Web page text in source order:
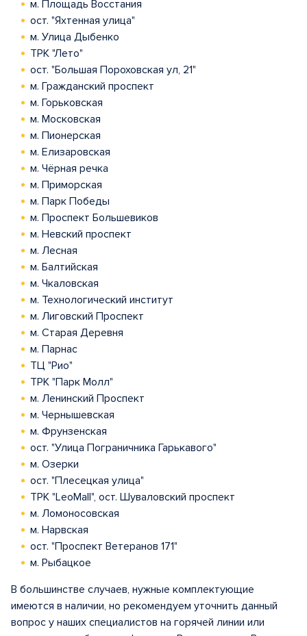
м. Площадь Восстания
ост. "Яхтенная улица"
м. Улица Дыбенко
ТРК "Лето"
ост. "Большая Пороховская ул, 21"
м. Гражданский проспект
м. Горьковская
м. Московская
м. Пионерская
м. Елизаровская
м. Чёрная речка
м. Приморская
м. Парк Победы
м. Проспект Большевиков
м. Невский проспект
м. Лесная
м. Балтийская
м. Чкаловская
м. Технологический институт
м. Лиговский Проспект
м. Старая Деревня
м. Парнас
ТЦ "Рио"
ТРК "Парк Молл"
м. Ленинский Проспект
м. Чернышевская
м. Фрунзенская
ост. "Улица Пограничника Гарькавого"
м. Озерки
ост. "Плесецкая улица"
ТРК "LeoMall", ост. Шуваловский проспект
м. Ломоносовская
м. Нарвская
ост. "Проспект Ветеранов 171"
м. Рыбацкое
В большинстве случаев, нужные комплектующие
имеются в наличии, но рекомендуем уточнить данный
вопрос у наших специалистов на горячей линии или